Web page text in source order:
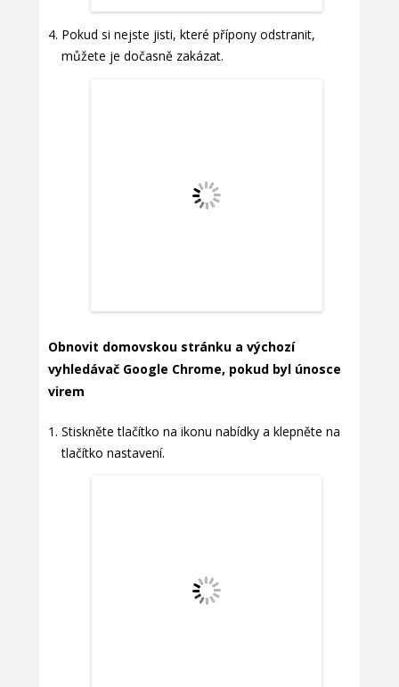
Pokud si nejste jisti, které přípony odstranit,
můžete je dočasně zakázat.
Obnovit domovskou stránku a výchozí
vyhledávač Google Chrome, pokud byl únosce
virem
Stiskněte tlačítko na ikonu nabídky a klepněte na
tlačítko nastavení.